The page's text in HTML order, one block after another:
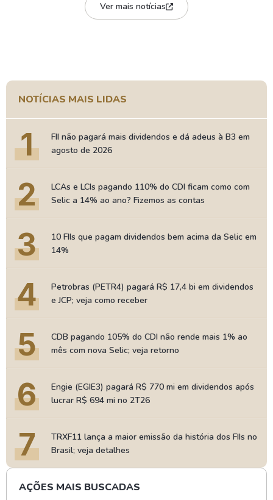
Ver mais notícias
NOTÍCIAS MAIS LIDAS
1
FII não pagará mais dividendos e dá adeus à B3 em
agosto de 2026
2
LCAs e LCIs pagando 110% do CDI ficam como com
Selic a 14% ao ano? Fizemos as contas
3
10 FIIs que pagam dividendos bem acima da Selic em
14%
4
Petrobras (PETR4) pagará R$ 17,4 bi em dividendos
e JCP; veja como receber
5
CDB pagando 105% do CDI não rende mais 1% ao
mês com nova Selic; veja retorno
6
Engie (EGIE3) pagará R$ 770 mi em dividendos após
lucrar R$ 694 mi no 2T26
7
TRXF11 lança a maior emissão da história dos FIIs no
Brasil; veja detalhes
AÇÕES MAIS BUSCADAS